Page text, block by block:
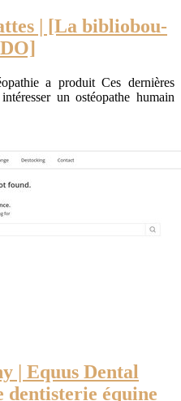
| [La bib­liobou­
a produit Ces dernières
un ostéopathe humain
| Equus Dental
équine